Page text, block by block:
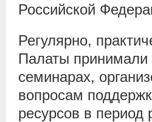
Российской
Регулярно,
Палаты принимали
семинарах,
вопросам
ресурсов в период